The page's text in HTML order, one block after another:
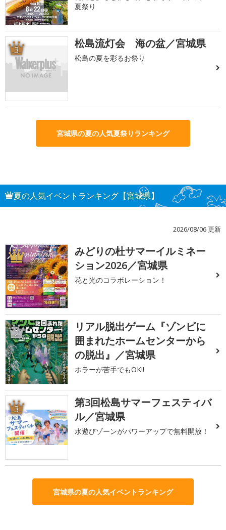
夏祭り
3 松島流灯会 海の盆／宮城県
松島の夏を彩るお祭り
宮城県の夏の人気夏祭りランキング
夏の人気イベントランキング【宮城県】
2026/08/06 更新
1
みどりの杜サマーイルミネー
ション2026／宮城県
花と光のコラボレーション！
2
リアル脱出ゲーム『ゾンビに
囲まれたホームセンターから
の脱出』／宮城県
ホラーが苦手でもOK!!
3
第3回松島サマーフェスティバ
ル／宮城県
水遊びゾーンがパワーアップで無料開放！
宮城県の夏の人気イベントランキング